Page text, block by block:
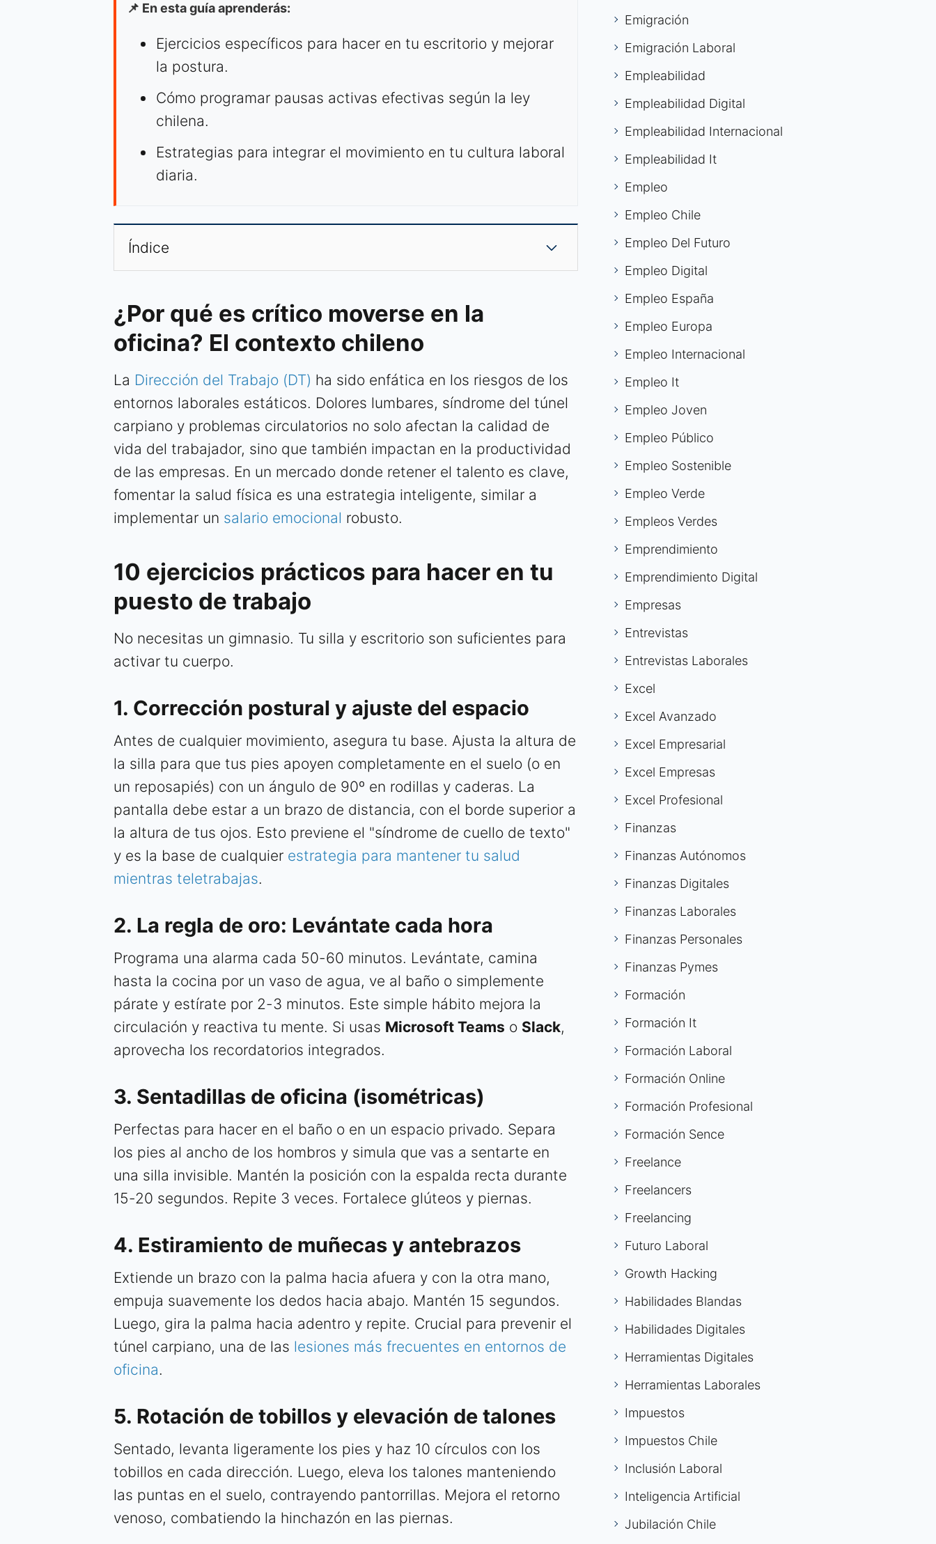
📌 En esta guía aprenderás:
Ejercicios específicos para hacer en tu escritorio y mejorar
la postura.
Cómo programar pausas activas efectivas según la ley
chilena.
Estrategias para integrar el movimiento en tu cultura laboral
diaria.
Índice
¿Por qué es crítico moverse en la
oficina? El contexto chileno
La Dirección del Trabajo (DT) ha sido enfática en los riesgos de los
entornos laborales estáticos. Dolores lumbares, síndrome del túnel
carpiano y problemas circulatorios no solo afectan la calidad de
vida del trabajador, sino que también impactan en la productividad
de las empresas. En un mercado donde retener el talento es clave,
fomentar la salud física es una estrategia inteligente, similar a
implementar un salario emocional robusto.
10 ejercicios prácticos para hacer en tu
puesto de trabajo
No necesitas un gimnasio. Tu silla y escritorio son suficientes para
activar tu cuerpo.
1. Corrección postural y ajuste del espacio
Antes de cualquier movimiento, asegura tu base. Ajusta la altura de
la silla para que tus pies apoyen completamente en el suelo (o en
un reposapiés) con un ángulo de 90º en rodillas y caderas. La
pantalla debe estar a un brazo de distancia, con el borde superior a
la altura de tus ojos. Esto previene el "síndrome de cuello de texto"
y es la base de cualquier estrategia para mantener tu salud
mientras teletrabajas.
2. La regla de oro: Levántate cada hora
Programa una alarma cada 50-60 minutos. Levántate, camina
hasta la cocina por un vaso de agua, ve al baño o simplemente
párate y estírate por 2-3 minutos. Este simple hábito mejora la
circulación y reactiva tu mente. Si usas Microsoft Teams o Slack,
aprovecha los recordatorios integrados.
3. Sentadillas de oficina (isométricas)
Perfectas para hacer en el baño o en un espacio privado. Separa
los pies al ancho de los hombros y simula que vas a sentarte en
una silla invisible. Mantén la posición con la espalda recta durante
15-20 segundos. Repite 3 veces. Fortalece glúteos y piernas.
4. Estiramiento de muñecas y antebrazos
Extiende un brazo con la palma hacia afuera y con la otra mano,
empuja suavemente los dedos hacia abajo. Mantén 15 segundos.
Luego, gira la palma hacia adentro y repite. Crucial para prevenir el
túnel carpiano, una de las lesiones más frecuentes en entornos de
oficina.
5. Rotación de tobillos y elevación de talones
Sentado, levanta ligeramente los pies y haz 10 círculos con los
tobillos en cada dirección. Luego, eleva los talones manteniendo
las puntas en el suelo, contrayendo pantorrillas. Mejora el retorno
venoso, combatiendo la hinchazón en las piernas.
Emigración
Emigración Laboral
Empleabilidad
Empleabilidad Digital
Empleabilidad Internacional
Empleabilidad It
Empleo
Empleo Chile
Empleo Del Futuro
Empleo Digital
Empleo España
Empleo Europa
Empleo Internacional
Empleo It
Empleo Joven
Empleo Público
Empleo Sostenible
Empleo Verde
Empleos Verdes
Emprendimiento
Emprendimiento Digital
Empresas
Entrevistas
Entrevistas Laborales
Excel
Excel Avanzado
Excel Empresarial
Excel Empresas
Excel Profesional
Finanzas
Finanzas Autónomos
Finanzas Digitales
Finanzas Laborales
Finanzas Personales
Finanzas Pymes
Formación
Formación It
Formación Laboral
Formación Online
Formación Profesional
Formación Sence
Freelance
Freelancers
Freelancing
Futuro Laboral
Growth Hacking
Habilidades Blandas
Habilidades Digitales
Herramientas Digitales
Herramientas Laborales
Impuestos
Impuestos Chile
Inclusión Laboral
Inteligencia Artificial
Jubilación Chile